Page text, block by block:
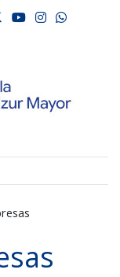
twitter
youtube